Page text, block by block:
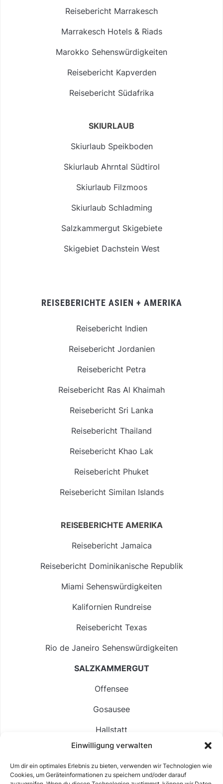
Einwilligung verwalten
Um dir ein optimales Erlebnis zu bieten, verwenden wir Technologien wie
Cookies, um Geräteinformationen zu speichern und/oder darauf
Reisebericht Marrakesch
Marrakesch Hotels & Riads
Marokko Sehenswürdigkeiten
Reisebericht Kapverden
Reisebericht Südafrika
SKIURLAUB
Skiurlaub Speikboden
Skiurlaub Ahrntal Südtirol
Skiurlaub Filzmoos
Skiurlaub Schladming
Salzkammergut Skigebiete
Skigebiet Dachstein West
REISEBERICHTE ASIEN + AMERIKA
Reisebericht Indien
Reisebericht Jordanien
Reisebericht Petra
Reisebericht Ras Al Khaimah
Reisebericht Sri Lanka
Reisebericht Thailand
Reisebericht Khao Lak
Reisebericht Phuket
Reisebericht Similan Islands
REISEBERICHTE AMERIKA
Reisebericht Jamaica
Reisebericht Dominikanische Republik
Miami Sehenswürdigkeiten
Kalifornien Rundreise
Reisebericht Texas
Rio de Janeiro Sehenswürdigkeiten
SALZKAMMERGUT
Offensee
Gosausee
Hallstatt
Langbathsee
Altausseer See